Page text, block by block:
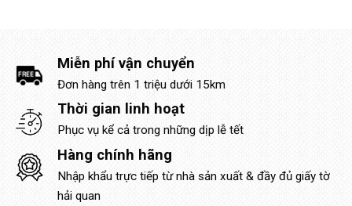
Miễn phí vận chuyển
Đơn hàng trên 1 triệu dưới 15km
Thời gian linh hoạt
Phục vụ kể cả trong những dịp lễ tết
Hàng chính hãng
Nhập khẩu trực tiếp từ nhà sản xuất & đầy đủ giấy tờ
hải quan